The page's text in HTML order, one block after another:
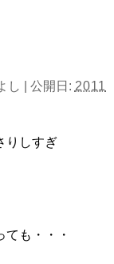
し 公開日: 2011
りしすぎ
も・・・